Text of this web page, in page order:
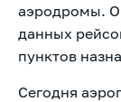
аэродромы.
данных
пунктов
Сегодня